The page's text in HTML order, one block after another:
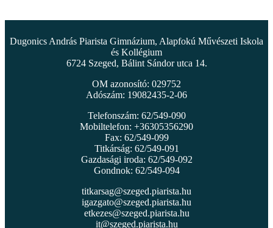
Dugonics András Piarista Gimnázium, Alapfokú Művészeti Iskola
és Kollégium
6724 Szeged, Bálint Sándor utca 14.
OM azonosító: 029752
Adószám: 19082435-2-06
Telefonszám: 62/549-090
Mobiltelefon: +36305356290
Fax: 62/549-099
Titkárság: 62/549-091
Gazdasági iroda: 62/549-092
Gondnok: 62/549-094
titkarsag@szeged.piarista.hu
igazgato@szeged.piarista.hu
etkezes@szeged.piarista.hu
it@szeged.piarista.hu